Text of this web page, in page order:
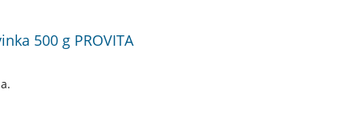
500 g PROVITA